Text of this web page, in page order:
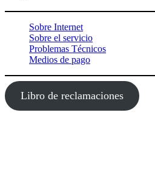
Sobre Internet
Sobre el servicio
Problemas Técnicos
Medios de pago
Libro de reclamaciones